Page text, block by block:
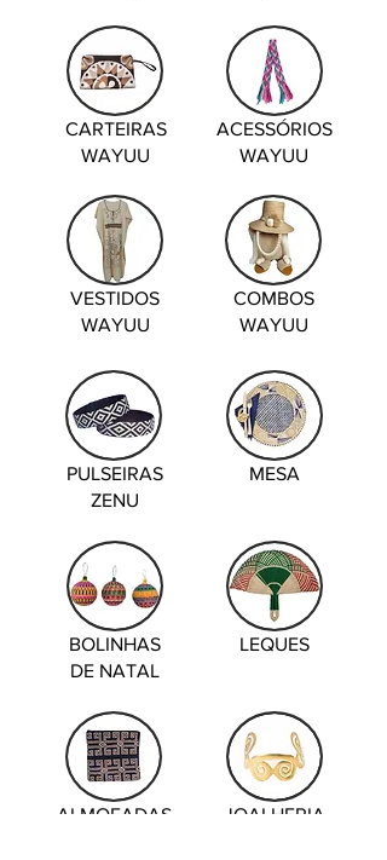
CARTEIRAS
WAYUU
VESTIDOS
WAYUU
ACESSÓRIOS
WAYUU
COMBOS
WAYUU
PULSEIRAS
ZENU
MESA
BOLINHAS
DE NATAL
LEQUES
ALMOFADAS
JOALHERIA